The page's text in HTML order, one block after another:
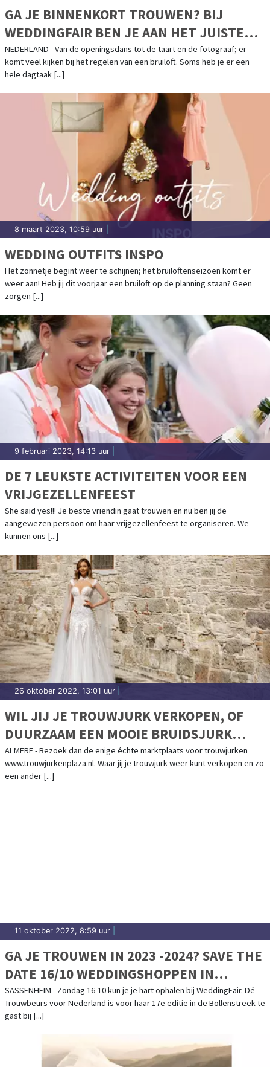
GA JE BINNENKORT TROUWEN? BIJ
WEDDINGFAIR BEN JE AAN HET JUISTE
ADRES!
NEDERLAND - Van de openingsdans tot de taart en de fotograaf; er
komt veel kijken bij het regelen van een bruiloft. Soms heb je er een
hele dagtaak [...]
8 maart 2023, 10:59 uur
WEDDING OUTFITS INSPO
Het zonnetje begint weer te schijnen; het bruiloftenseizoen komt er
weer aan! Heb jij dit voorjaar een bruiloft op de planning staan? Geen
zorgen [...]
9 februari 2023, 14:13 uur
DE 7 LEUKSTE ACTIVITEITEN VOOR EEN
VRIJGEZELLENFEEST
She said yes!!! Je beste vriendin gaat trouwen en nu ben jij de
aangewezen persoon om haar vrijgezellenfeest te organiseren. We
kunnen ons [...]
26 oktober 2022, 13:01 uur
WIL JIJ JE TROUWJURK VERKOPEN, OF
DUURZAAM EEN MOOIE BRUIDSJURK
KOPEN?
ALMERE - Bezoek dan de enige échte marktplaats voor trouwjurken
www.trouwjurkenplaza.nl. Waar jij je trouwjurk weer kunt verkopen en zo
een ander [...]
11 oktober 2022, 8:59 uur
GA JE TROUWEN IN 2023 -2024? SAVE THE
DATE 16/10 WEDDINGSHOPPEN IN
SASSENHEIM!
SASSENHEIM - Zondag 16-10 kun je je hart ophalen bij WeddingFair. Dé
Trouwbeurs voor Nederland is voor haar 17e editie in de Bollenstreek te
gast bij [...]